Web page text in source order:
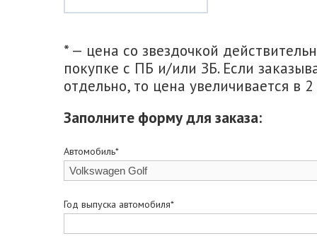
* — цена со звездочкой
покупке с ПБ и/или ЗБ. Если
отдельно, то цена увеличивается в 2
Заполните форму для заказа:
Автомобиль*
Год выпуска автомобиля*